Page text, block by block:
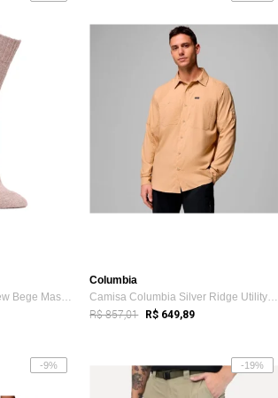
Meia Columbia Hike Crew Bege Masculino
Columbia
Camisa Columbia Silver Ridge Utility Lit...
R$ 857,01 R$ 649,89
-9% -19%